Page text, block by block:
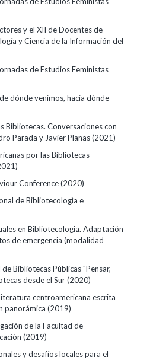
y el XII de Docentes de
y Ciencia de la Información del
de Estudios Feministas
dónde venimos, hacia dónde
Bibliotecas. Conversaciones con
Parada y Javier Planas(2021)
por las Bibliotecas
Conference(2020)
de Bibliotecologìa e
en Bibliotecologia. Adaptación
de emergencia (modalidad
Bibliotecas Públicas "Pensar,
desde el Sur(2020)
centroamericana escrita
panorámica (2019)
de la Facultad de
(2019)
y desafíos locales para el